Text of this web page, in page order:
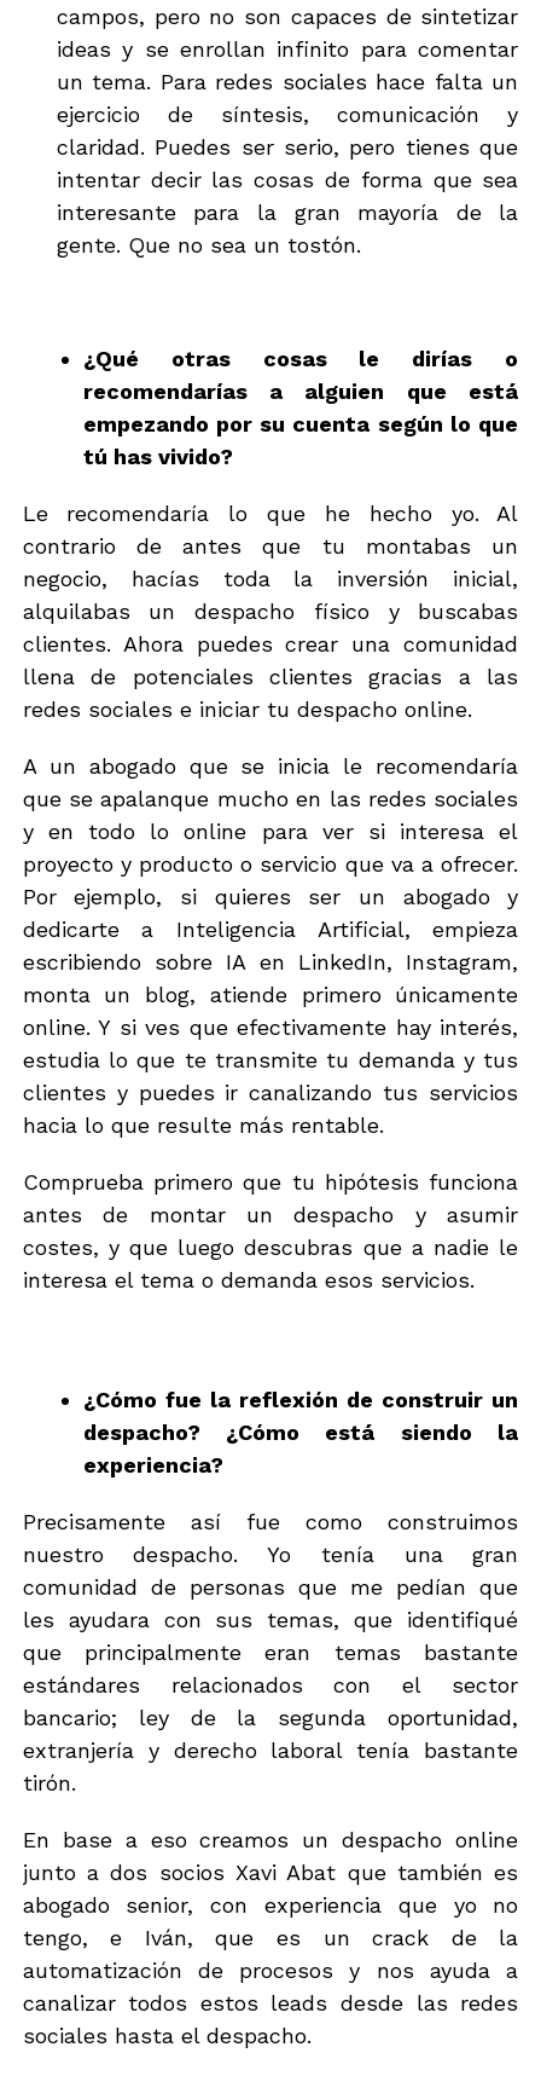
campos, pero no son capaces de sintetizar
ideas y se enrollan infinito para comentar
un tema. Para redes sociales hace falta un
ejercicio de síntesis, comunicación y
claridad. Puedes ser serio, pero tienes que
intentar decir las cosas de forma que sea
interesante para la gran mayoría de la
gente. Que no sea un tostón.
¿Qué otras cosas le dirías o
recomendarías a alguien que está
empezando por su cuenta según lo que
tú has vivido?
Le recomendaría lo que he hecho yo. Al
contrario de antes que tu montabas un
negocio, hacías toda la inversión inicial,
alquilabas un despacho físico y buscabas
clientes. Ahora puedes crear una comunidad
llena de potenciales clientes gracias a las
redes sociales e iniciar tu despacho online.
A un abogado que se inicia le recomendaría
que se apalanque mucho en las redes sociales
y en todo lo online para ver si interesa el
proyecto y producto o servicio que va a ofrecer.
Por ejemplo, si quieres ser un abogado y
dedicarte a Inteligencia Artificial, empieza
escribiendo sobre IA en LinkedIn, Instagram,
monta un blog, atiende primero únicamente
online. Y si ves que efectivamente hay interés,
estudia lo que te transmite tu demanda y tus
clientes y puedes ir canalizando tus servicios
hacia lo que resulte más rentable.
Comprueba primero que tu hipótesis funciona
antes de montar un despacho y asumir
costes, y que luego descubras que a nadie le
interesa el tema o demanda esos servicios.
¿Cómo fue la reflexión de construir un
despacho? ¿Cómo está siendo la
experiencia?
Precisamente así fue como construimos
nuestro despacho. Yo tenía una gran
comunidad de personas que me pedían que
les ayudara con sus temas, que identifiqué
que principalmente eran temas bastante
estándares relacionados con el sector
bancario; ley de la segunda oportunidad,
extranjería y derecho laboral tenía bastante
tirón.
En base a eso creamos un despacho online
junto a dos socios Xavi Abat que también es
abogado senior, con experiencia que yo no
tengo, e Iván, que es un crack de la
automatización de procesos y nos ayuda a
canalizar todos estos leads desde las redes
sociales hasta el despacho.